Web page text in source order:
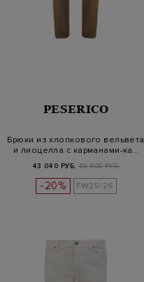
PESERICO
Брюки из хлопкового вельвета
и лиоцелла с карманами-ка…
43 040 РУБ. 53 800 РУБ.
-20% FW25/26